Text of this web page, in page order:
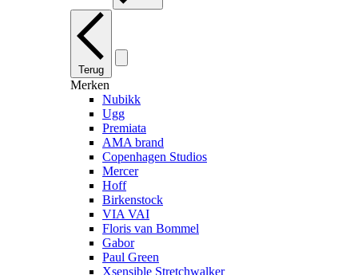
Terug
Merken
Nubikk
Ugg
Premiata
AMA brand
Copenhagen Studios
Mercer
Hoff
Birkenstock
VIA VAI
Floris van Bommel
Gabor
Paul Green
Xsensible Stretchwalker